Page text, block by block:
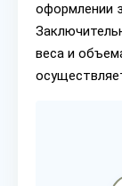
оформлении
веса и